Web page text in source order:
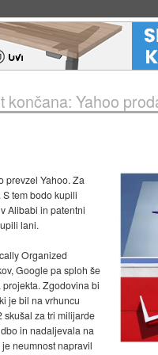
končana: Yahoo
prevzel Yahoo. Za
tem bodo kupili
Alibabi in patentni
lani.
Organized
Google pa sploh še
Zgodovina bi
je bil na vrhuncu
skušal za tri milijarde
in nadaljevala na
neumnost napravil